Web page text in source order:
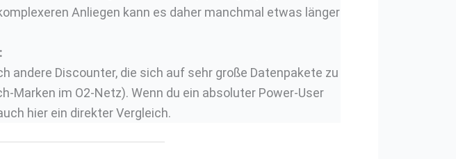
Anliegen kann es daher manchmal etwas länger
andere Discounter, die sich auf sehr große Datenpakete zu
Marken im O2-Netz). Wenn du ein absoluter Power-User
hier ein direkter Vergleich.